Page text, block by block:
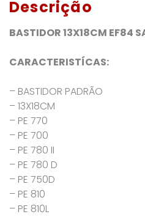
Descrição
BASTIDOR 13X18CM EF84
CARACTERISTÍCAS:
– BASTIDOR PADRÃO
– 13X18CM
– PE 770
– PE 700
– PE 780 II
– PE 780 D
– PE 750D
– PE 810
– PE 810L